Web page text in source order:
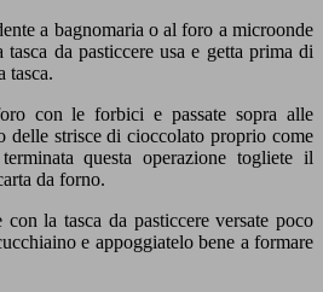
a bagnomaria o al foro a microonde
da pasticcere usa e getta prima di
tasca.
con le forbici e passate sopra alle
delle strisce di cioccolato proprio come
questa operazione togliete il
da forno.
con la tasca da pasticcere versate poco
e appoggiatelo bene a formare